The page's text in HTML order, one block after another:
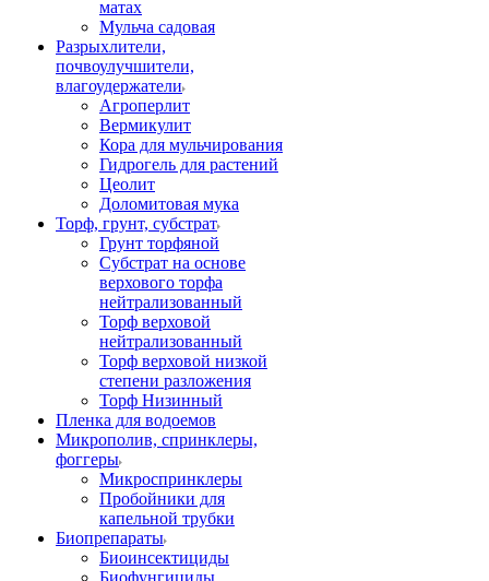
матах
Мульча садовая
Разрыхлители,
почвоулучшители,
влагоудержатели
Агроперлит
Вермикулит
Кора для мульчирования
Гидрогель для растений
Цеолит
Доломитовая мука
Торф, грунт, субстрат
Грунт торфяной
Субстрат на основе
верхового торфа
нейтрализованный
Торф верховой
нейтрализованный
Торф верховой низкой
степени разложения
Торф Низинный
Пленка для водоемов
Микрополив, спринклеры,
фоггеры
Микроспринклеры
Пробойники для
капельной трубки
Биопрепараты
Биоинсектициды
Биофунгициды